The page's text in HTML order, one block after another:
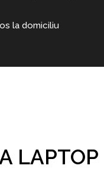
la domiciliu